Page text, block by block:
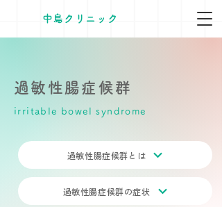
​中島クリニック
過敏性腸症候群
irritable bowel syndrome
過敏性腸症候群とは
過敏性腸症候群の症状